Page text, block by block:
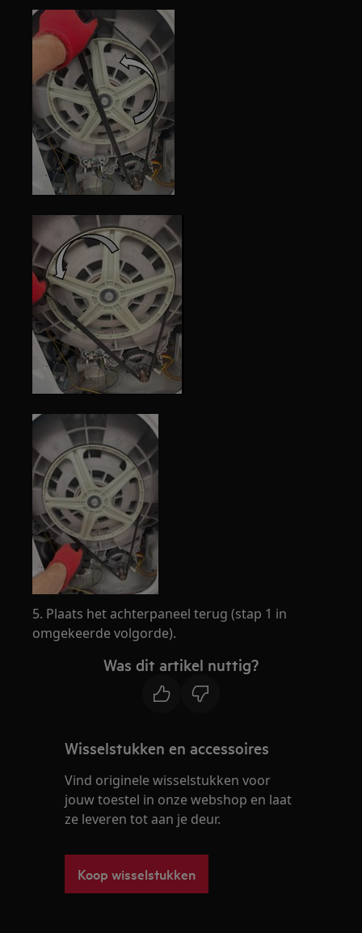
5. Plaats het achterpaneel terug (stap 1 in
omgekeerde volgorde).
Was dit artikel nuttig?
Wisselstukken en accessoires
Vind originele wisselstukken voor
jouw toestel in onze webshop en laat
ze leveren tot aan je deur.
Koop wisselstukken